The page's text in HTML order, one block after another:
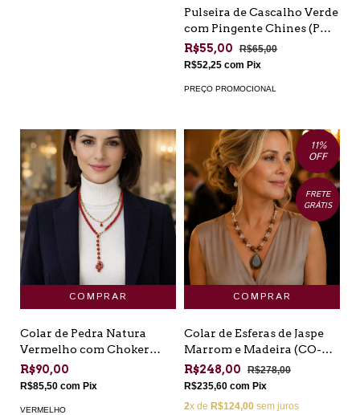
Pulseira de Cascalho Verde
com Pingente Chines (PU-
AT-01)
R$55,00
R$65,00
R$52,25 com Pix
PREÇO PROMOCIONAL
Colar de Pedra Natura
Vermelho com Choker
Corrente Dourada (CO-VR-
07)
R$90,00
R$85,50 com Pix
VERMELHO
11%
OFF
FRETE
GRÁTIS
Colar de Esferas de Jaspe
Marrom e Madeira (CO-
MA-12)
R$248,00
R$278,00
R$235,60 com Pix
2x de R$124,00 sem juros